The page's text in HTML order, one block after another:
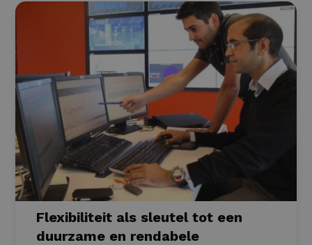
Flexibiliteit als sleutel tot een
duurzame en rendabele